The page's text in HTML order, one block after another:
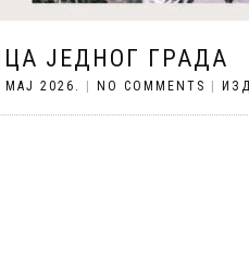
ЈЕДНОГ ГРАДА
МАЈ 2026. | NO COMMENTS |